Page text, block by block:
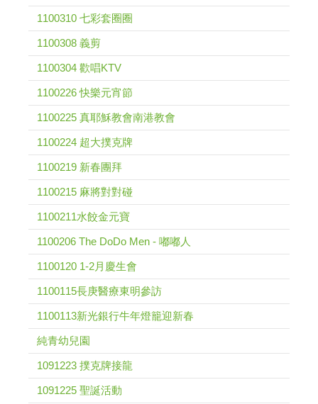
1100310 七彩套圈圈
1100308 義剪
1100304 歡唱KTV
1100226 快樂元宵節
1100225 真耶穌教會南港教會
1100224 超大撲克牌
1100219 新春團拜
1100215 麻將對對碰
1100211水餃金元寶
1100206 The DoDo Men - 嘟嘟人
1100120 1-2月慶生會
1100115長庚醫療東明參訪
1100113新光銀行牛年燈籠迎新春
純青幼兒園
1091223 撲克牌接龍
1091225 聖誕活動